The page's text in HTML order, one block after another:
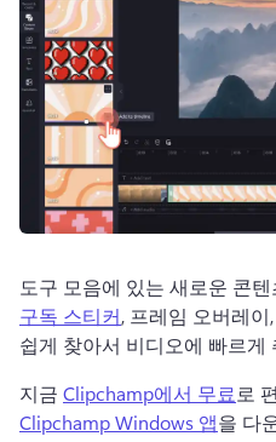
도구 모음에 있는 새로운 콘
구독 스티커, 프레임 오버레
쉽게 찾아서 비디오에 빠르게
지금 Clipchamp에서 무료 로
Clipchamp Windows 앱을 다